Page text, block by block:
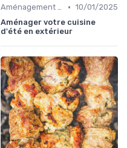
Aménagement d'Espaces de Cuisson • 10/01/2025
Aménager votre cuisine
d'été en extérieur